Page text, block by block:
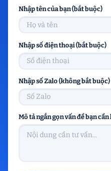
Nhập tên của bạn (bắt buộc)
Nhập số điện thoại (bắt buộc)
Nhập số Zalo (không bắt buộc)
Mô tả ngắn gọn vấn đề bạn